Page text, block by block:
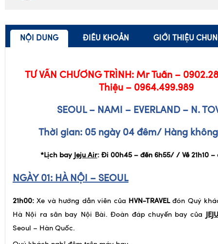
NỘI DUNG ĐIỀU KHOẢN GIỚI THIỆU
TƯ VẤN CHƯƠNG TRÌNH: Mr Tuấn –
Thiệu – 0964.499.989
SEOUL – NAMI – EVERLAND – N.
Thời gian: 05 ngày 04 đêm/ Hàng
*Lịch bayJeju Air: Đi 00h45 – đến 6h55/ / Về 21h10 –
NGÀY 01:HÀ NỘI – SEOUL
21h00: Xe và hướng dẫn viên của HVN-TRAVEL đón Quý
Hà Nội ra sân bay Nội Bài. Đoàn đáp chuyến bay của
Seoul – Hàn Quốc.